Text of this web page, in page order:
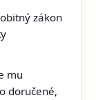
zákon
mu
doručené,